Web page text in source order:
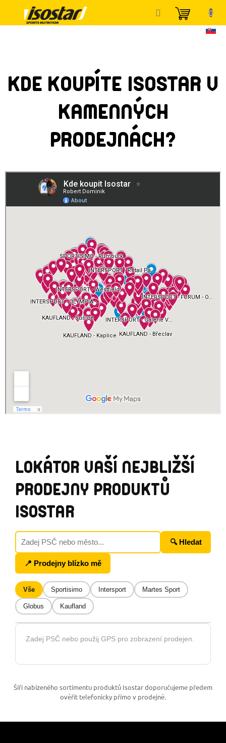
obsah
KOŠÍK
KDE KOUPÍTE ISOSTAR V
KAMENNÝCH
PRODEJNÁCH?
LOKÁTOR VAŠÍ NEJBLIŽŠÍ
PRODEJNY PRODUKTŮ
ISOSTAR
🔍 Hledat
📍 Prodejny blízko mě
Vše Sportisimo Intersport Martes Sport
Globus Kaufland
Zadej PSČ nebo použij GPS pro zobrazení prodejen.
Šíři nabízeného sortimentu produktů Isostar doporučujeme předem
ověřit telefonicky přímo v prodejně.